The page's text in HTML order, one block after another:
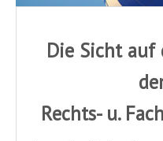
MIET- UND WEG-RECHT
STRAFRECHT
Die Sicht auf
Rechts- u.